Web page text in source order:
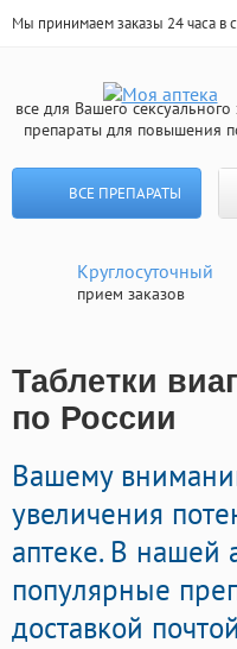
Мы принимаем заказы 24 часа в
все для Вашего
препараты для повышения
ВСЕ ПРЕПАРАТЫ
Круглосуточный
прием заказов
Таблетки
по России
Вашему
увеличения
аптеке. В нашей
популярные
доставкой